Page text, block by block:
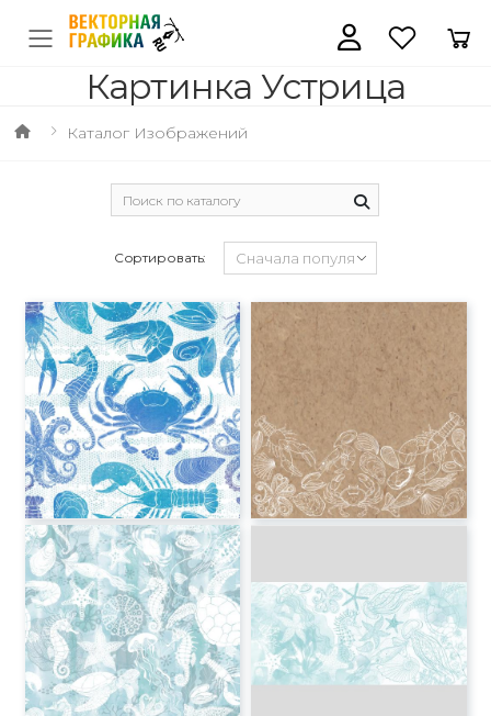
Картинка Устрица
Каталог Изображений
Сортировать: